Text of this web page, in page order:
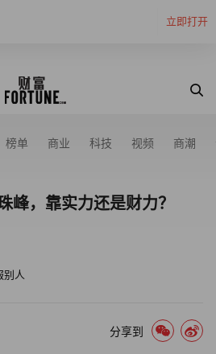
立即打开
榜单 商业 科技 视频 商潮
峰，靠实力还是财力？
别人
分享到